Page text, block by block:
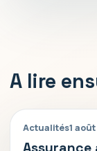
A lire
Actualités1